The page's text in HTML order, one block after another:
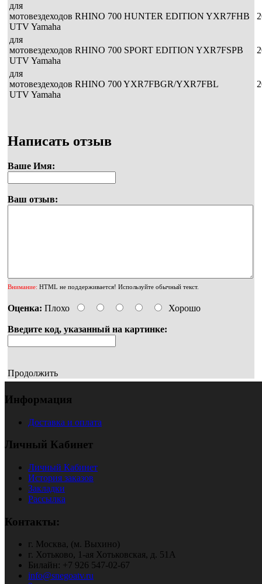
для
мотовездеходов
UTV Yamaha
RHINO 700 HUNTER EDITION YXR7FHB
для
мотовездеходов
UTV Yamaha
RHINO 700 SPORT EDITION YXR7FSPB
для
мотовездеходов
UTV Yamaha
RHINO 700 YXR7FBGR/YXR7FBL
Написать отзыв
Ваше Имя:
Ваш отзыв:
Внимание: HTML не поддерживается! Используйте обычный текст.
Оценка: Плохо Хорошо
Введите код, указанный на картинке:
Продолжить
Информация
Доставка и оплата
Личный Кабинет
Личный Кабинет
История заказов
Закладки
Рассылка
Контакты:
г. Москва, (м. Выхино)
г. Хотьково, 1-ая Хотьковская, д. 51А
Билайн: +7 926 547-02-67
info@snegoatv.ru